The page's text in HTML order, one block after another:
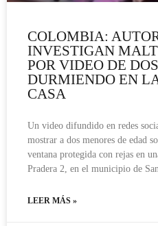
COLOMBIA:
INVESTIGAN
POR VIDEO DE
DURMIENDO EN
CASA
Un video difundido en redes
mostrar a dos menores de edad
ventana protegida con rejas en
Pradera 2, en el municipio de
LEER MÁS »